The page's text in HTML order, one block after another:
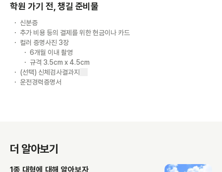
학원 가기 전, 챙길 준비물
신분증
추가 비용 등의 결제를 위한 현금이나 카드
컬러 증명사진 3장
6개월 이내 촬영
규격 3.5cm x 4.5cm
(선택) 신체검사결과지
운전경력증명서
더 알아보기
1종 대형에 대해 알아보자